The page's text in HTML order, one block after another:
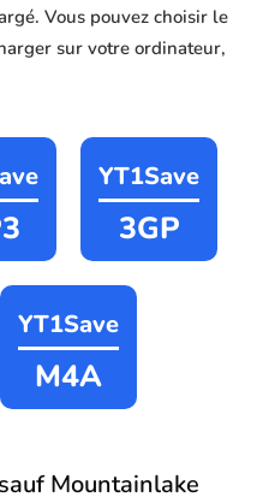
Vous pouvez choisir le
sur votre ordinateur,
YT1Save
3GP
YT1Save
M4A
Mountainlake